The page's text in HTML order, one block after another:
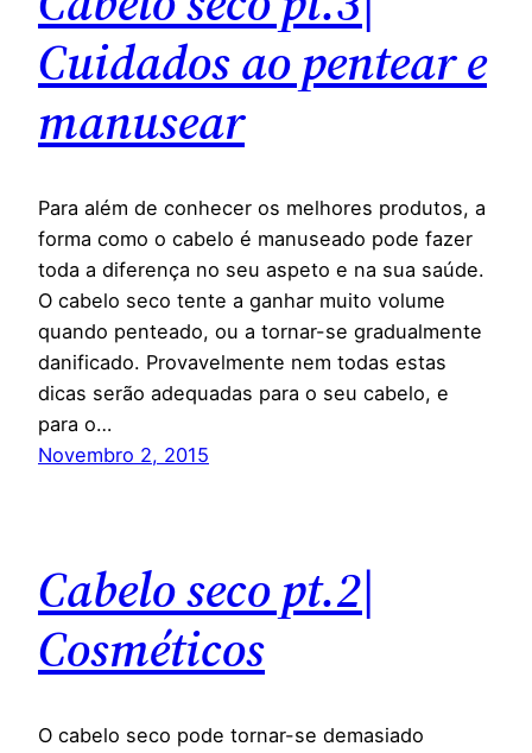
Cuidados ao pentear e
manusear
Para além de conhecer os melhores produtos, a
forma como o cabelo é manuseado pode fazer
toda a diferença no seu aspeto e na sua saúde.
O cabelo seco tente a ganhar muito volume
quando penteado, ou a tornar-se gradualmente
danificado. Provavelmente nem todas estas
dicas serão adequadas para o seu cabelo, e
para o…
Novembro 2, 2015
Cabelo seco pt.2|
Cosméticos
O cabelo seco pode tornar-se demasiado